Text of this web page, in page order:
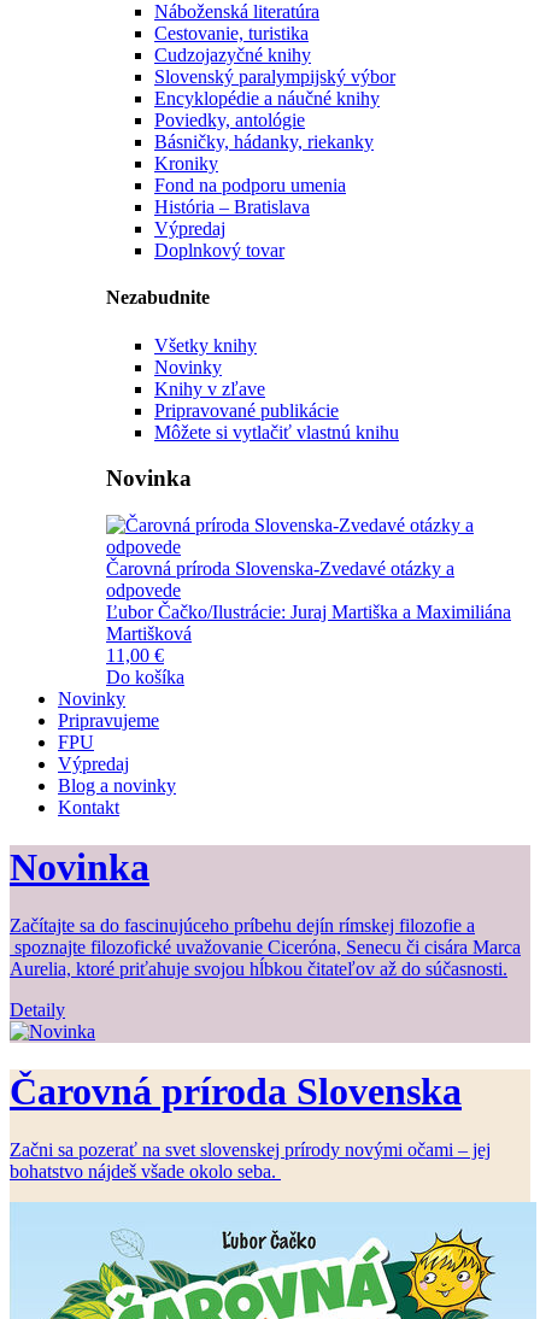
Náboženská literatúra
Cestovanie, turistika
Cudzojazyčné knihy
Slovenský paralympijský výbor
Encyklopédie a náučné knihy
Poviedky, antológie
Básničky, hádanky, riekanky
Kroniky
Fond na podporu umenia
História – Bratislava
Výpredaj
Doplnkový tovar
Nezabudnite
Všetky knihy
Novinky
Knihy v zľave
Pripravované publikácie
Môžete si vytlačiť vlastnú knihu
Novinka
Čarovná príroda Slovenska-Zvedavé otázky a
odpovede
Ľubor Čačko/Ilustrácie: Juraj Martiška a Maximiliána
Martišková
11,00 €
Do košíka
Novinky
Pripravujeme
FPU
Výpredaj
Blog a novinky
Kontakt
Novinka
Začítajte sa do fascinujúceho príbehu dejín rímskej filozofie a
spoznajte filozofické uvažovanie Ciceróna, Senecu či cisára Marca
Aurelia, ktoré priťahuje svojou hĺbkou čitateľov až do súčasnosti.
Detaily
Čarovná príroda Slovenska
Začni sa pozerať na svet slovenskej prírody novými očami – jej
bohatstvo nájdeš všade okolo seba.